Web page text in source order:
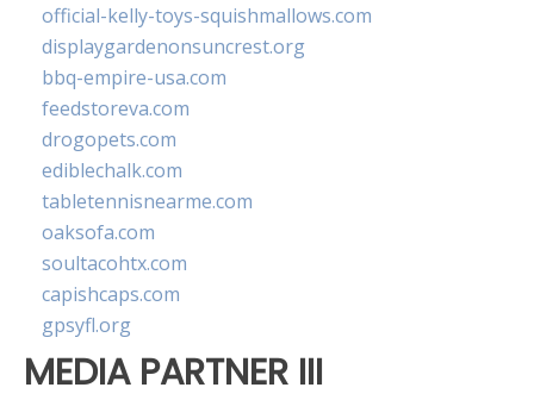
official-kelly-toys-squishmallows.com
displaygardenonsuncrest.org
bbq-empire-usa.com
feedstoreva.com
drogopets.com
ediblechalk.com
tabletennisnearme.com
oaksofa.com
soultacohtx.com
capishcaps.com
gpsyfl.org
MEDIA PARTNER III